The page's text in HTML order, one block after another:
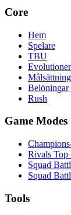
Core
Hem
Spelare
TBU
Evolutioner
Belöningar
Rush
Game Modes
Rivals Top
Squad
Squad
Tools